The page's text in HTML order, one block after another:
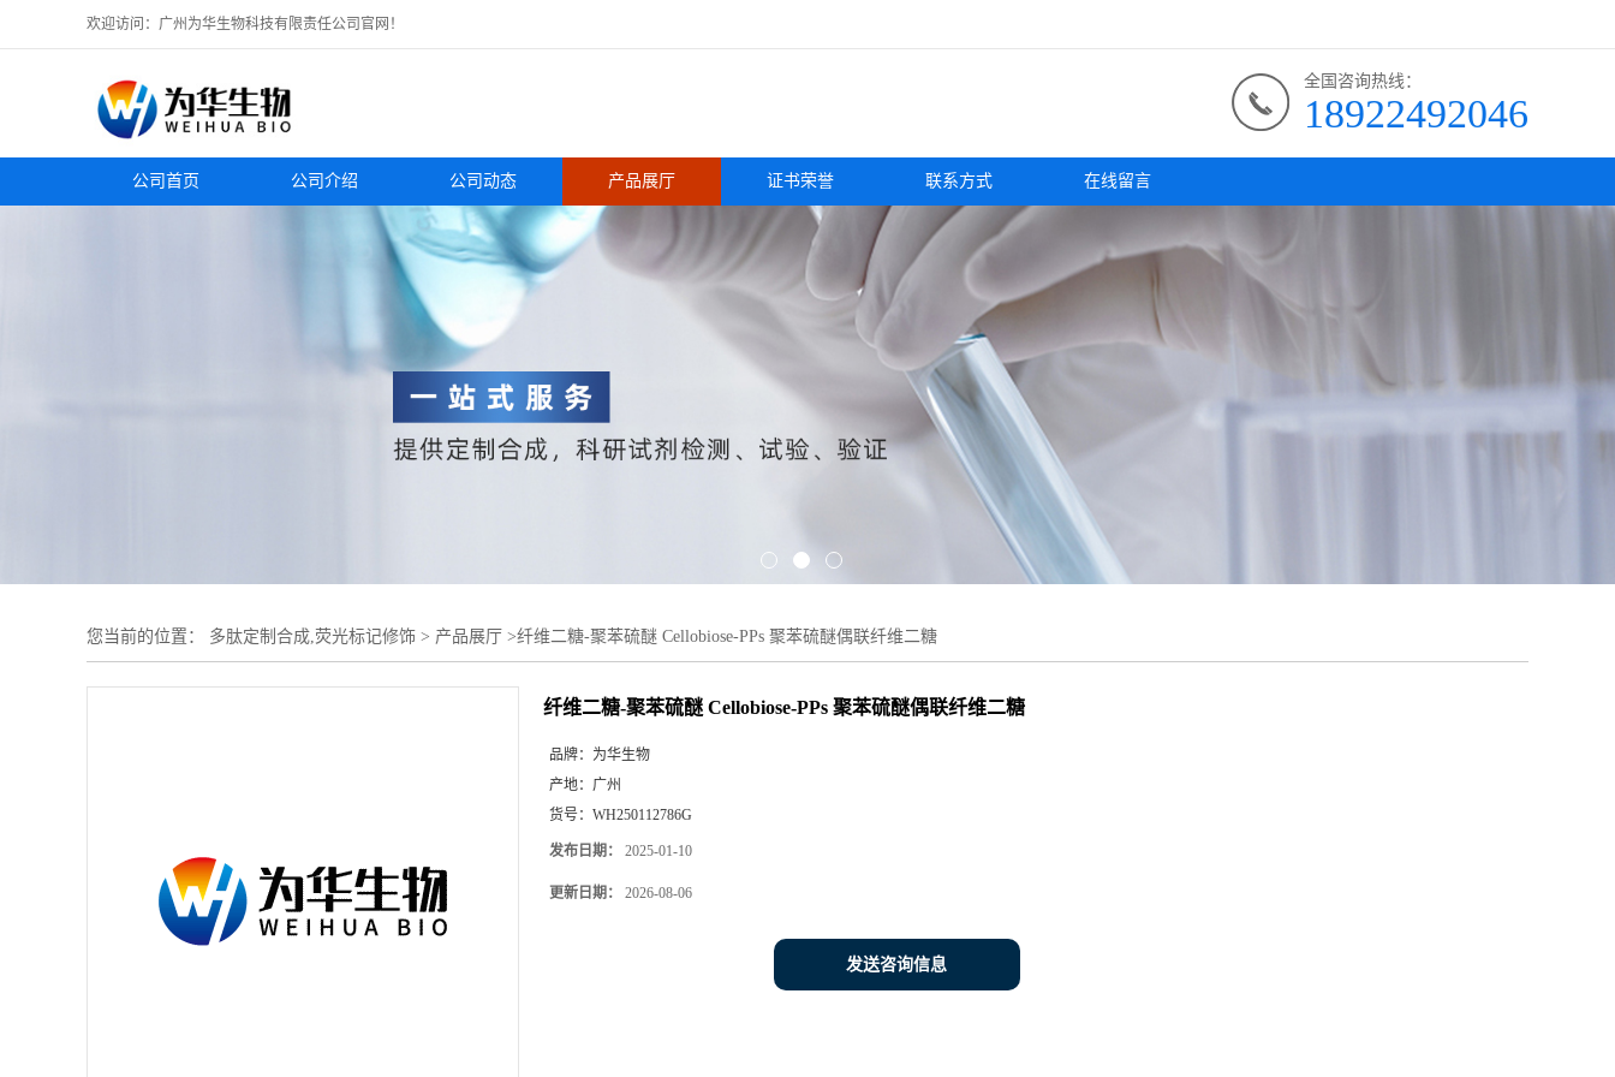
欢迎访问：广州为华生物科技有限责任公司官网！
全国咨询热线：
18922492046
公司首页 公司介绍 公司动态 产品展厅 证书荣誉 联系方式 在线留言
您当前的位置： 多肽定制合成,荧光标记修饰 > 产品展厅 >纤维二糖-聚苯硫醚 Cellobiose-PPs 聚苯硫醚偶联纤维二糖
纤维二糖-聚苯硫醚 Cellobiose-PPs 聚苯硫醚偶联纤维二糖
品牌： 为华生物
产地： 广州
货号： WH250112786G
发布日期： 2025-01-10
更新日期： 2026-08-06
发送咨询信息